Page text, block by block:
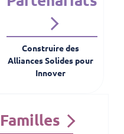
Construire des
Alliances Solides pour
Innover